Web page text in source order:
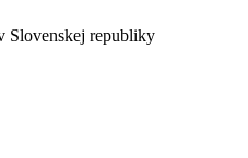
Slovenskej republiky